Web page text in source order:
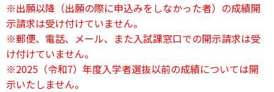
※出願以降（出願の際に申込みをしなかった者）の成績開
示請求は受け付けていません。
※郵便、電話、メール、また入試課窓口での開示請求は受
け付けていません。
※2025（令和7）年度入学者選抜以前の成績については開
示いたしません。